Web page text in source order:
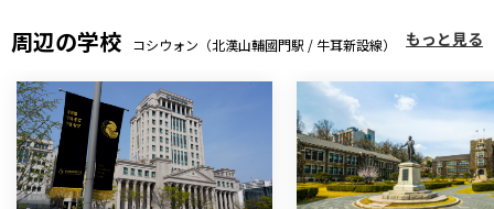
周辺の学校 コシウォン（北漢山輔國門駅 / 牛耳新設線） もっと見る